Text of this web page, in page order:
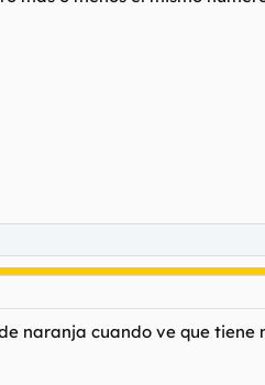
naranja cuando ve que